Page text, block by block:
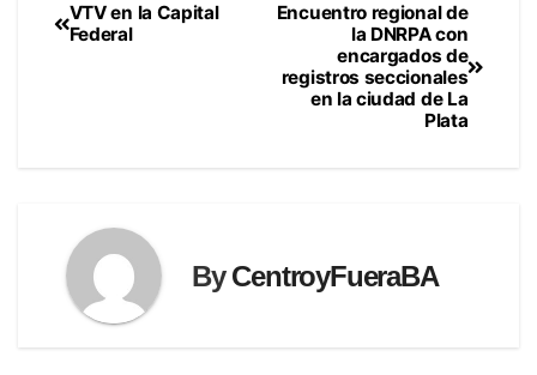
Navegación
Encuentro regional de
la DNRPA con
encargados de
registros seccionales
en la ciudad de La
Plata
VTV en la Capital
Federal
ByCentroyFueraBA